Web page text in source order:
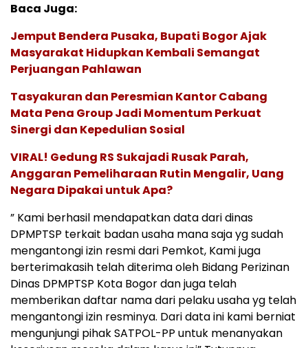
Baca Juga:
Jemput Bendera Pusaka, Bupati Bogor Ajak
Masyarakat Hidupkan Kembali Semangat
Perjuangan Pahlawan
Tasyakuran dan Peresmian Kantor Cabang
Mata Pena Group Jadi Momentum Perkuat
Sinergi dan Kepedulian Sosial
VIRAL! Gedung RS Sukajadi Rusak Parah,
Anggaran Pemeliharaan Rutin Mengalir, Uang
Negara Dipakai untuk Apa?
” Kami berhasil mendapatkan data dari dinas
DPMPTSP terkait badan usaha mana saja yg sudah
mengantongi izin resmi dari Pemkot, Kami juga
berterimakasih telah diterima oleh Bidang Perizinan
Dinas DPMPTSP Kota Bogor dan juga telah
memberikan daftar nama dari pelaku usaha yg telah
mengantongi izin resminya. Dari data ini kami berniat
mengunjungi pihak SATPOL-PP untuk menanyakan